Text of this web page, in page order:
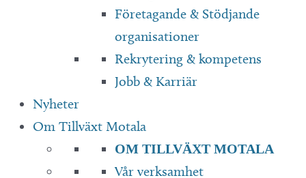
Företagande & Stödjande
organisationer
Rekrytering & kompetens
Jobb & Karriär
Nyheter
Om Tillväxt Motala
OM TILLVÄXT MOTALA
Vår verksamhet